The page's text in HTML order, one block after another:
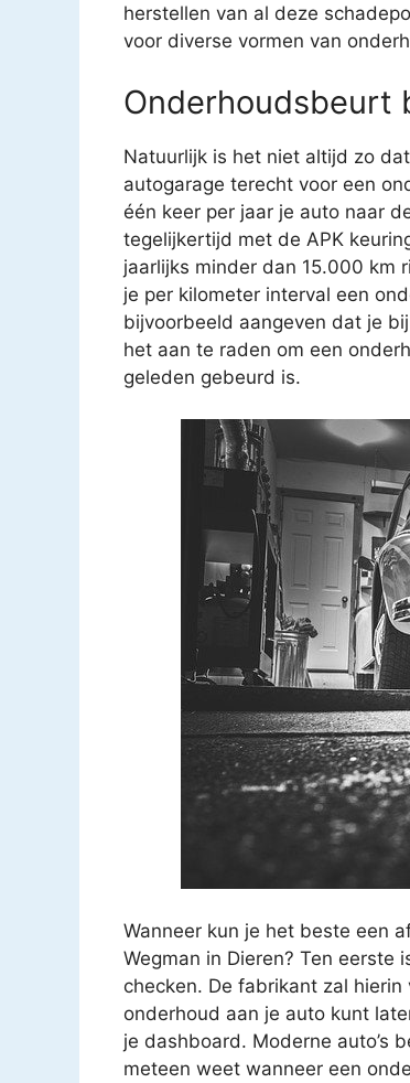
herstellen van al deze
voor diverse vormen van
Onderhoudsbeurt
Natuurlijk is het niet altijd zo
autogarage terecht voor een
één keer per jaar je auto naar
tegelijkertijd met de APK
jaarlijks minder dan 15.000 km
je per kilometer interval een
bijvoorbeeld aangeven dat je
het aan te raden om een
geleden gebeurd is.
Wanneer kun je het beste een
Wegman in Dieren? Ten
checken. De fabrikant zal
onderhoud aan je auto kunt
je dashboard. Moderne auto’s
meteen weet wanneer een